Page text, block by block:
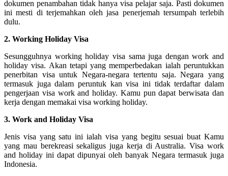
dokumen penambahan tidak hanya visa pelajar saja. Pasti dokumen
ini mesti di terjemahkan oleh jasa penerjemah tersumpah terlebih
dulu.
2. Working Holiday Visa
Sesungguhnya working holiday visa sama juga dengan work and
holiday visa. Akan tetapi yang memperbedakan ialah peruntukkan
penerbitan visa untuk Negara-negara tertentu saja. Negara yang
termasuk juga dalam peruntuk kan visa ini tidak terdaftar dalam
pengerjaan visa work and holiday. Kamu pun dapat berwisata dan
kerja dengan memakai visa working holiday.
3. Work and Holiday Visa
Jenis visa yang satu ini ialah visa yang begitu sesuai buat Kamu
yang mau berekreasi sekaligus juga kerja di Australia. Visa work
and holiday ini dapat dipunyai oleh banyak Negara termasuk juga
Indonesia.